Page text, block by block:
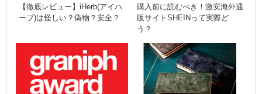
かに通販の関連記事
匠本舗の宅配おせちが美味しい
高品質なのに格安で車のタイヤが交換できる